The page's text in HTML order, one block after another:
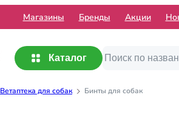
Mагазины Бренды Акции
Каталог
Ветаптека для собак Бинты для собак